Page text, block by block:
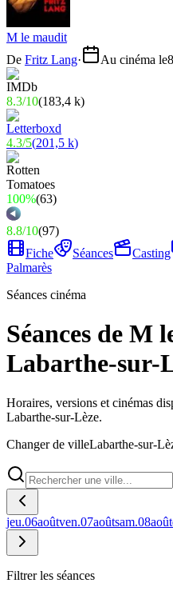
M le maudit
De Fritz Lang· Au cinéma le
8.3/10(183,4 k)
4.3/5(201,5 k)
100%(63)
8.8/10(97)
Fiche
Séances Casting
Palmarès
Séances cinéma
Séances de M
Labarthe-sur-
Horaires, versions et cinémas
Labarthe-sur-Lèze.
Changer de villeLabarthe-sur-
jeu.06aoûtven.07aoûtsam.08août
Filtrer les séances